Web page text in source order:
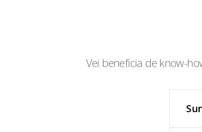
Vei beneficia de know-